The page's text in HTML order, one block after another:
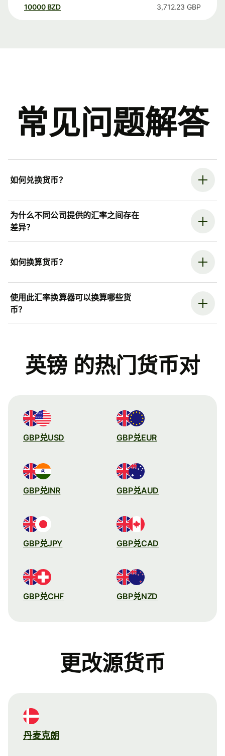
10000 BZD 3,712.23 GBP
常见问题解答
如何兑换货币？
为什么不同公司提供的汇率之间存在
差异？
如何换算货币？
使用此汇率换算器可以换算哪些货
币？
英镑 的热门货币对
GBP兑USD GBP兑EUR
GBP兑INR GBP兑AUD
GBP兑JPY GBP兑CAD
GBP兑CHF GBP兑NZD
更改源货币
丹麦克朗